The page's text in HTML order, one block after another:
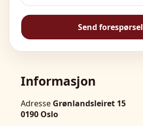
Send forespørsel
Informasjon
Adresse Grønlandsleiret 15
0190 Oslo